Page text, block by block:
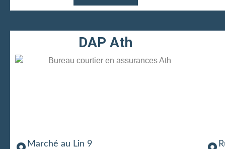
DAP Ath
Marché au Lin 9